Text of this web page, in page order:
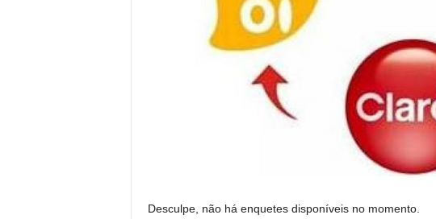
Desculpe, não há enquetes disponíveis no momento.